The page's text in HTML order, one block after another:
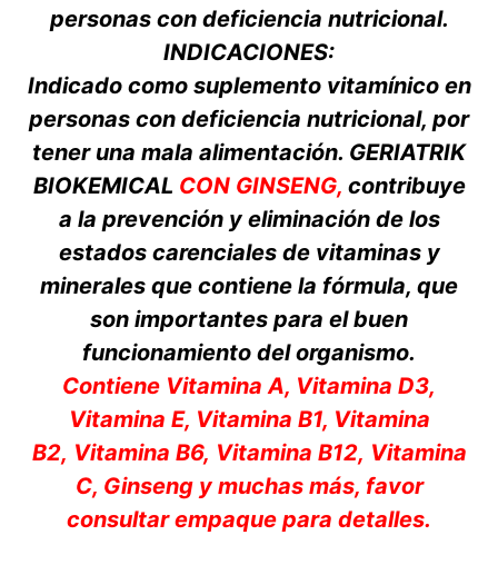
personas con deficiencia nutricional.
INDICACIONES:
Indicado como suplemento vitamínico en
personas con deficiencia nutricional, por
tener una mala alimentación. GERIATRIK
BIOKEMICAL CON GINSENG, contribuye
a la prevención y eliminación de los
estados carenciales de vitaminas y
minerales que contiene la fórmula, que
son importantes para el buen
funcionamiento del organismo.
Contiene Vitamina A, Vitamina D3,
Vitamina E, Vitamina B1, Vitamina
B2, Vitamina B6, Vitamina B12, Vitamina
C, Ginseng y muchas más, favor
consultar empaque para detalles.